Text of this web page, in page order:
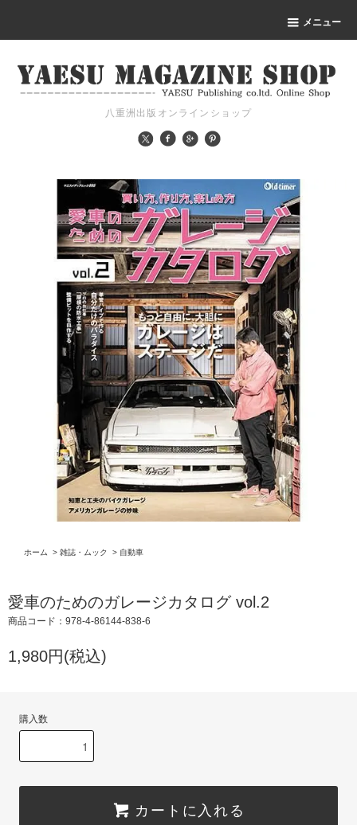
メニュー
八重洲出版オンラインショップ
ホーム > 雑誌・ムック > 自動車
愛車のためのガレージカタログ vol.2
商品コード：978-4-86144-838-6
1,980円(税込)
購入数
カートに入れる